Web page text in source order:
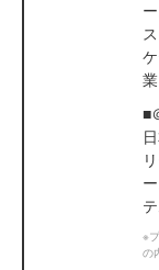
■
※
の